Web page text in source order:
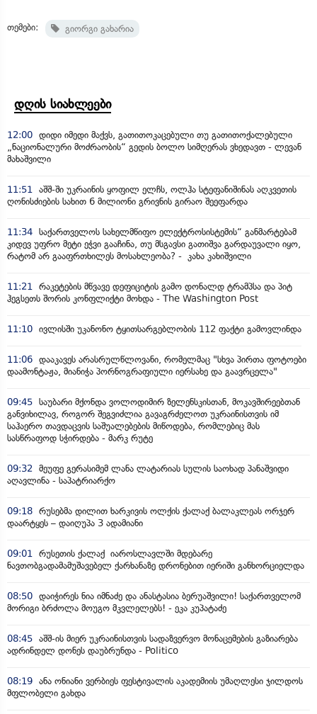
თემები: გიორგი გახარია
დღის სიახლეები
12:00 დიდი იმედი მაქვს, გათითოკაცებული თუ გათითოქალებული
„ნაციონალური მოძრაობის“ გედის ბოლო სიმღერას ვხედავთ - ლევან
მახაშვილი
11:51
აშშ-ში უკრაინის ყოფილ ელჩს, ოლჰა სტეფანიშინას აღკვეთის
ღონისძიების სახით 6 მილიონი გრივნის გირაო შეეფარდა
11:34 საქართველოს სახელმწიფო ელექტროსისტემის“ განმარტებამ
კიდევ უფრო მეტი ეჭვი გააჩინა, თუ მსგავსი გათიშვა გარდაუვალი იყო,
რატომ არ გააფრთხილეს მოსახლეობა? - კახა კახიშვილი
11:21
რაკეტების მწვავე დეფიციტის გამო დონალდ ტრამპსა და პიტ
ჰეგსეთს შორის კონფლიქტი მოხდა - The Washington Post
11:10 ივლისში უკანონო ტყითსარგებლობის 112 ფაქტი გამოვლინდა
11:06 დააკავეს არასრულწლოვანი, რომელმაც "სხვა პირთა ფოტოები
დაამონტაჟა, მიანიჭა პორნოგრაფიული იერსახე და გაავრცელა"
09:45 საუბარი მქონდა ვოლოდიმირ ზელენსკისთან, მოკავშირეებთან
განვიხილავ, როგორ შეგვიძლია გავაგრძელოთ უკრაინისთვის იმ
საჰაერო თავდაცვის საშუალებების მიწოდება, რომლებიც მას
სასწრაფოდ სჭირდება - მარკ რუტე
09:32
მეუფე გერასიმემ ლანა ლატარიას სულის საოხად პანაშვიდი
აღავლინა - საპატრიარქო
09:18 რუსებმა დილით ხარკივის ოლქის ქალაქ ბალაკლეას ორჯერ
დაარტყეს – დაიღუპა 3 ადამიანი
09:01
რუსეთის ქალაქ იაროსლავლში მდებარე
ნავთობგადამამუშავებელ ქარხანაზე დრონებით იერიში განხორციელდა
08:50 დაიჭირეს ნია იმნაძე და ანასტასია ბერუაშვილი! საქართველომ
მორიგი ბრძოლა მოუგო მკვლელებს! - ეკა კუპატაძე
08:45 აშშ-ის მიერ უკრაინისთვის სადაზვერვო მონაცემების გაზიარება
ადრინდელ დონეს დაუბრუნდა - Politico
08:19 ანა ონიანი ვერბიეს ფესტივალის აკადემიის უმაღლესი ჯილდოს
მფლობელი გახდა